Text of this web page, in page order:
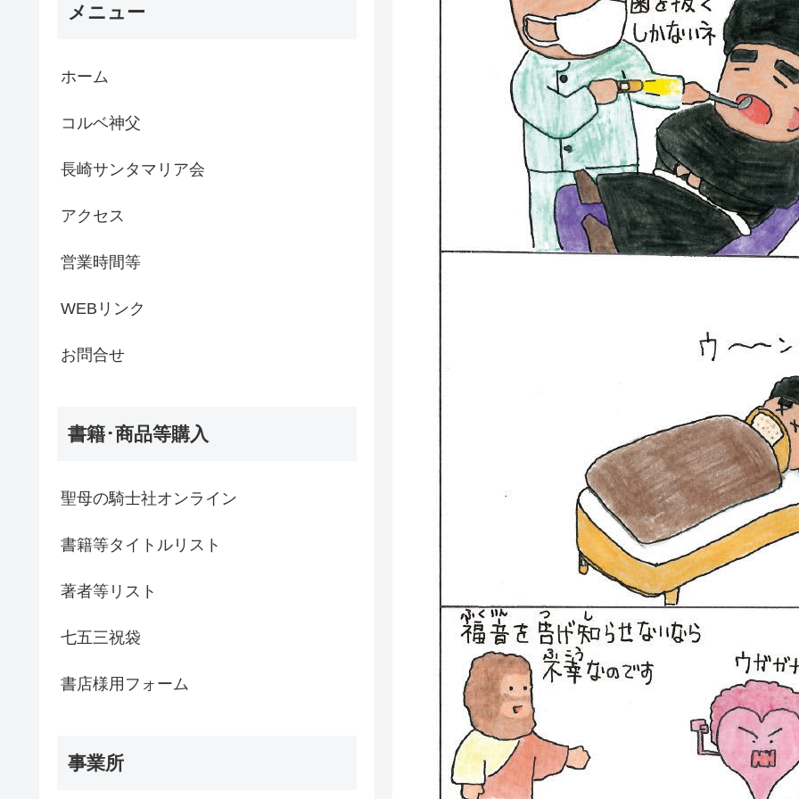
メニュー
ホーム
コルベ神父
長崎サンタマリア会
アクセス
営業時間等
WEBリンク
お問合せ
書籍･商品等購入
聖母の騎士社オンライン
書籍等タイトルリスト
著者等リスト
七五三祝袋
書店様用フォーム
事業所